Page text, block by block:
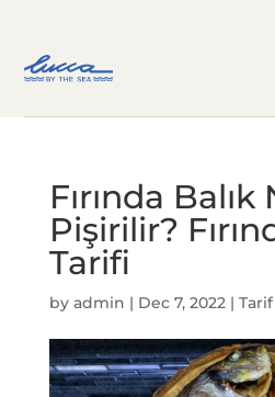
Fırında Balık
Pişirilir?
Tarifi
by admin | Dec 7, 2022| Tarif